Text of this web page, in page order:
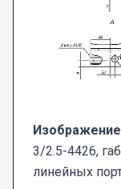
3/2.5-4426,
линейных